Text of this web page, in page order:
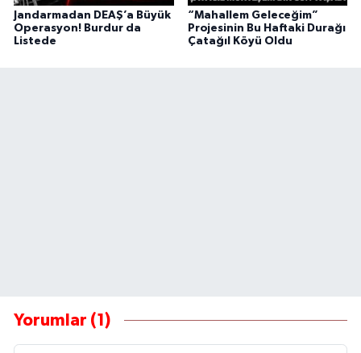
Jandarmadan DEAŞ’a Büyük
Operasyon! Burdur da
Listede
“Mahallem Geleceğim”
Projesinin Bu Haftaki Durağı
Çatağıl Köyü Oldu
Yorumlar (1)